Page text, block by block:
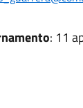
: 11